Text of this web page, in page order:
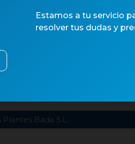
Bada S.L.
Estamos a tu servicio
resolver tus dudas y